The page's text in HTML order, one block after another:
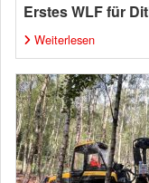
Erstes WLF für
Weiterlesen